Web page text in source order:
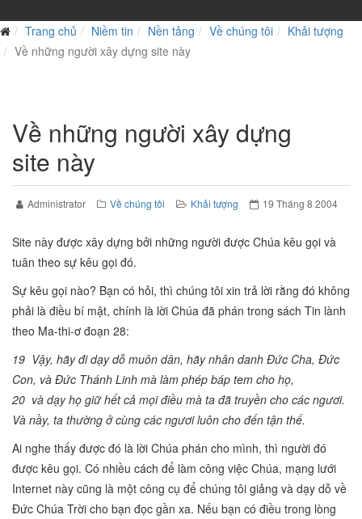
Trang chủ Niềm tin Nền tảng Về chúng tôi
Khải tượng
Về những người xây dựng site này
Về những người xây dựng
site này
Administrator Về chúng tôi Khải tượng 19 Tháng 8 2004
Site này được xây dựng bởi những người được Chúa kêu gọi và
tuân theo sự kêu gọi đó.
Sự kêu gọi nào? Bạn có hỏi, thì chúng tôi xin trả lời rằng đó không
phải là điều bí mật, chính là lời Chúa đã phán trong sách Tin lành
theo Ma-thi-ơ đoạn 28:
19 Vậy, hãy đi dạy dỗ muôn dân, hãy nhân danh Đức Cha, Đức
Con, và Đức Thánh Linh mà làm phép báp tem cho họ,
20 và dạy họ giữ hết cả mọi điều mà ta đã truyền cho các ngươi.
Và nầy, ta thường ở cùng các ngươi luôn cho đến tận thế.
Ai nghe thấy được đó là lời Chúa phán cho mình, thì người đó
được kêu gọi. Có nhiều cách để làm công việc Chúa, mạng lưới
Internet này cũng là một công cụ để chúng tôi giảng và dạy dỗ về
Đức Chúa Trời cho bạn đọc gần xa. Nếu bạn có điều trong lòng